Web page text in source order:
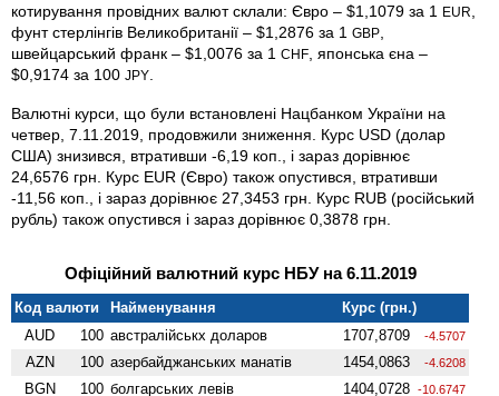
котирування провідних валют склали: Євро – $1,1079 за 1 EUR
фунт стерлінгів Велико­британії – $1,2876 за 1 GBP
швейцарський франк – $1,0076 за 1 CHF , японська єна –
$0,9174 за 100 JPY
Валютні курси, що були встановлені Нацбанком України на
четвер, 7.11.2019, продовжили зниження. Курс USD (долар
США) знизився, втративши -6,19 коп., і зараз дорівнює
24,6576 грн. Курс EUR (Євро) також опустився, втративши
-11,56 коп., і зараз дорівнює 27,3453 грн. Курс RUB (російський
рубль) також опустився і зараз дорівнює 0,3878 грн.
Офіційний валютний курс НБУ на 6.11.2019
Код валюти Найменування
Курс (грн.)
AUD
100 австралійськх доларов 1707,8709 -4.5707
AZN 100 азербайджанських манатів 1454,0863 -4.6208
BGN 100 болгарських левів 1404,0728 -10.6747